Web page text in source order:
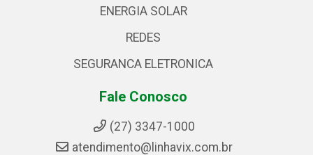
ENERGIA SOLAR
REDES
SEGURANCA ELETRONICA
Fale Conosco
(27) 3347-1000
atendimento@linhavix.com.br